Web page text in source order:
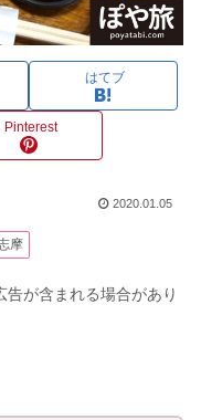
はてブ
Pinterest
2020.01.05
摩
が含まれる場合があり